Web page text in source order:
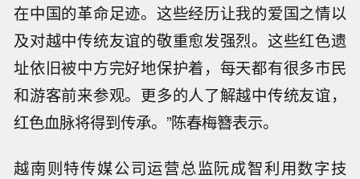
在中国的革命足迹。这些经历让我的爱国之情以
及对越中传统友谊的敬重愈发强烈。这些红色遗
址依旧被中方完好地保护着，每天都有很多市民
和游客前来参观。更多的人了解越中传统友谊，
红色血脉将得到传承。”陈春梅簪表示。
越南则特传媒公司运营总监阮成智利用数字技